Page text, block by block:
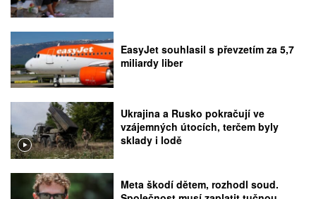
EasyJet souhlasil s převzetím za 5,7
miliardy liber
Ukrajina a Rusko pokračují ve
vzájemných útocích, terčem byly
sklady i lodě
Meta škodí dětem, rozhodl soud.